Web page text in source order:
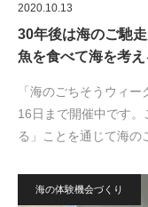
2020.10.13
30年後は海のご馳
魚を食べて海を考
「海のごちそうウィ
16日まで開催中です
る」ことを通じて海の
海の体験機会づくり